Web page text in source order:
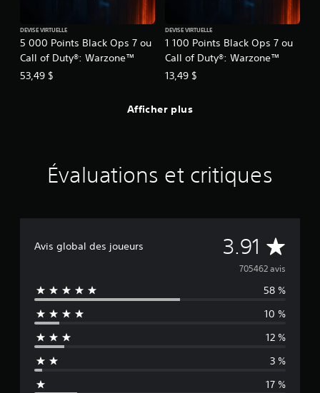
5 000 Points Black Ops 7 ou
Call of Duty®: Warzone™
DEVISE VIRTUELLE
53,49 $
1 100 Points Black Ops 7 ou
Call of Duty®: Warzone™
DEVISE VIRTUELLE
13,49 $
Afficher plus
Évaluations et critiques
Avis global des joueurs 3.91 É
v
a
a
705462 avis
58 %
10 %
12 %
3 %
17 %